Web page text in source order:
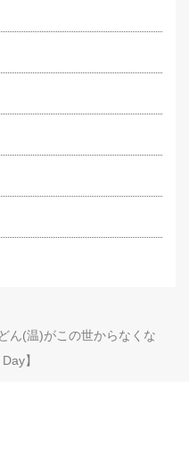
ん(温)がこの世からなくな
】